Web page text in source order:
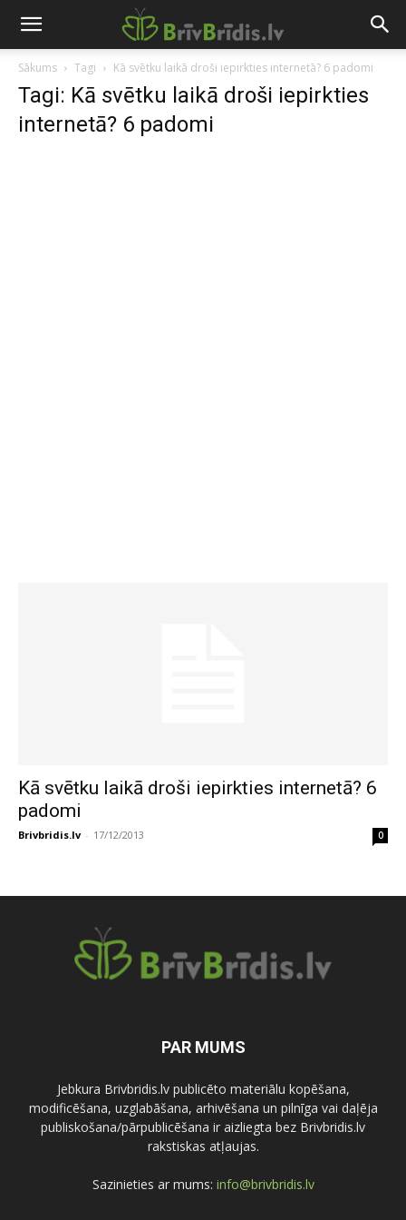
Sākums Tagi Kā svētku laikā droši iepirkties internetā? 6 padomi
Tagi: Kā svētku laikā droši iepirkties
internetā? 6 padomi
Kā svētku laikā droši iepirkties internetā? 6
padomi
Brivbridis.lv - 17/12/2013 0
PAR MUMS
Jebkura Brivbridis.lv publicēto materiālu kopēšana,
modificēšana, uzglabāšana, arhivēšana un pilnīga vai daļēja
publiskošana/pārpublicēšana ir aizliegta bez Brivbridis.lv
rakstiskas atļaujas.
Sazinieties ar mums: info@brivbridis.lv